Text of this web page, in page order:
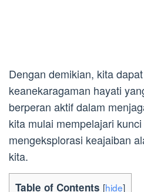
Dengan demikian, kita
keanekaragaman hayati
berperan aktif dalam
kita mulai mempelajari
mengeksplorasi keajaiban
kita.
Table of Contents [hide]